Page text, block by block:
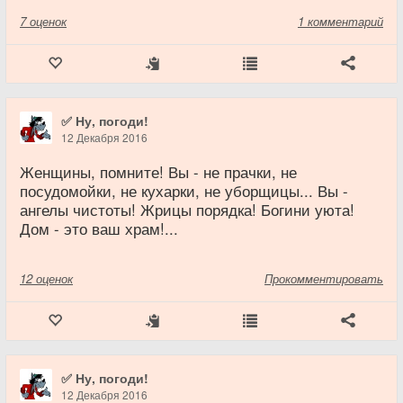
7 оценок 1 комментарий
✅ Ну, погоди!
12 Декабря 2016
Женщины, помните! Вы - не прачки, не
посудомойки, не кухарки, не уборщицы... Вы -
ангелы чистоты! Жрицы порядка! Богини уюта!
Дом - это ваш храм!...
12 оценок Прокомментировать
✅ Ну, погоди!
12 Декабря 2016